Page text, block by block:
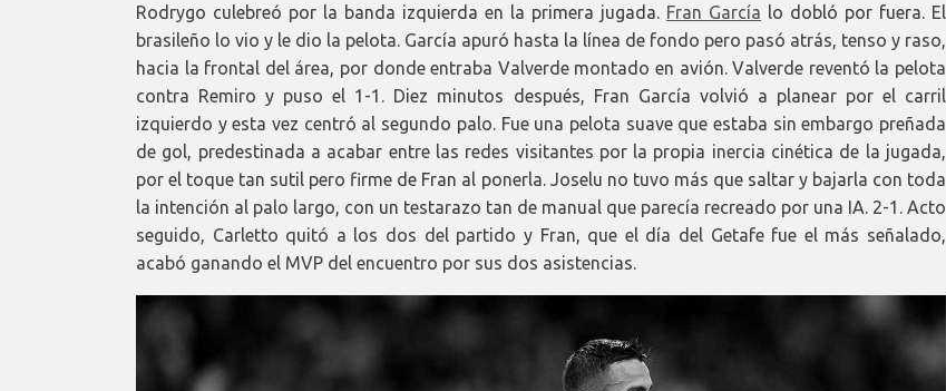
Rodrygo culebreó por la banda izquierda en la primera jugada. Fran García lo dobló por fuera. El
brasileño lo vio y le dio la pelota. García apuró hasta la línea de fondo pero pasó atrás, tenso y raso,
hacia la frontal del área, por donde entraba Valverde montado en avión. Valverde reventó la pelota
contra Remiro y puso el 1-1. Diez minutos después, Fran García volvió a planear por el carril
izquierdo y esta vez centró al segundo palo. Fue una pelota suave que estaba sin embargo preñada
de gol, predestinada a acabar entre las redes visitantes por la propia inercia cinética de la jugada,
por el toque tan sutil pero firme de Fran al ponerla. Joselu no tuvo más que saltar y bajarla con toda
la intención al palo largo, con un testarazo tan de manual que parecía recreado por una IA. 2-1. Acto
seguido, Carletto quitó a los dos del partido y Fran, que el día del Getafe fue el más señalado,
acabó ganando el MVP del encuentro por sus dos asistencias.